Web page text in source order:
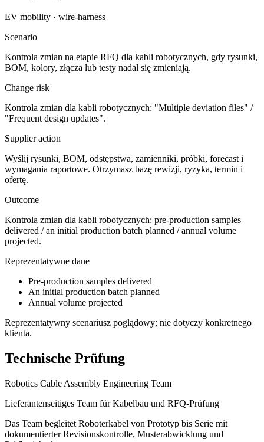
EV mobility · wire-harness
Scenario
Kontrola zmian na etapie RFQ dla kabli robotycznych, gdy rysunki,
BOM, kolory, złącza lub testy nadal się zmieniają.
Change risk
Kontrola zmian dla kabli robotycznych: "Multiple deviation files" /
"Frequent design updates".
Supplier action
Wyślij rysunki, BOM, odstępstwa, zamienniki, próbki, forecast i
wymagania raportowe. Otrzymasz bazę rewizji, ryzyka, termin i
ofertę.
Outcome
Kontrola zmian dla kabli robotycznych: pre-production samples
delivered / an initial production batch planned / annual volume
projected.
Reprezentatywne dane
Pre-production samples delivered
An initial production batch planned
Annual volume projected
Reprezentatywny scenariusz poglądowy; nie dotyczy konkretnego
klienta.
Technische Prüfung
Robotics Cable Assembly Engineering Team
Lieferantenseitiges Team für Kabelbau und RFQ-Prüfung
Das Team begleitet Roboterkabel von Prototyp bis Serie mit
dokumentierter Revisionskontrolle, Musterabwicklung und